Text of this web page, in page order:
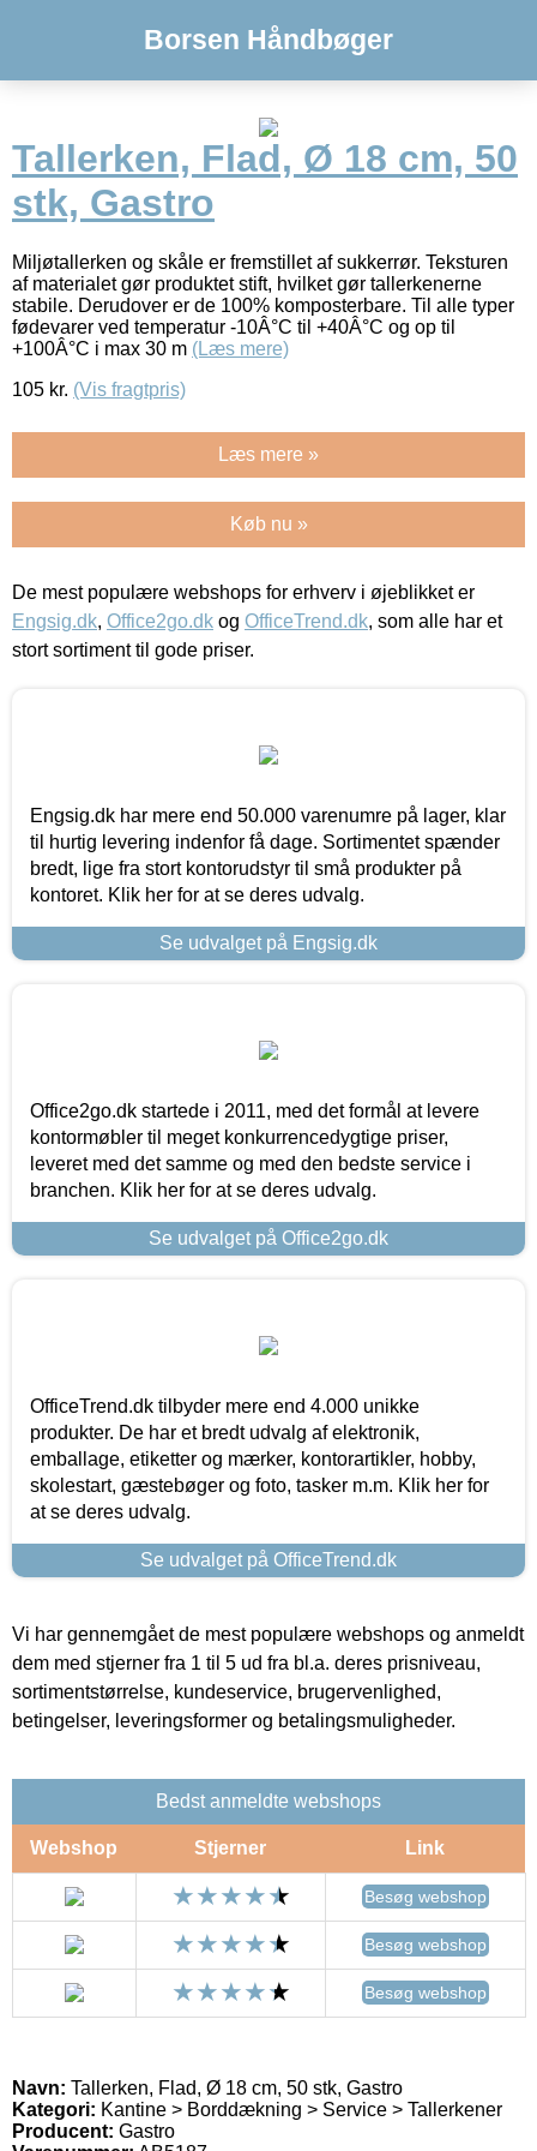
Borsen Håndbøger
Tallerken, Flad, Ø 18 cm, 50
stk, Gastro
Miljøtallerken og skåle er fremstillet af sukkerrør. Teksturen
af materialet gør produktet stift, hvilket gør tallerkenerne
stabile. Derudover er de 100% komposterbare. Til alle typer
fødevarer ved temperatur -10Â°C til +40Â°C og op til
+100Â°C i max 30 m (Læs mere)
105 kr. (Vis fragtpris)
Læs mere »
Køb nu »
De mest populære webshops for erhverv i øjeblikket er
Engsig.dk, Office2go.dk og OfficeTrend.dk, som alle har et
stort sortiment til gode priser.
Engsig.dk har mere end 50.000 varenumre på lager, klar
til hurtig levering indenfor få dage. Sortimentet spænder
bredt, lige fra stort kontorudstyr til små produkter på
kontoret. Klik her for at se deres udvalg.
Se udvalget på Engsig.dk
Office2go.dk startede i 2011, med det formål at levere
kontormøbler til meget konkurrencedygtige priser,
leveret med det samme og med den bedste service i
branchen. Klik her for at se deres udvalg.
Se udvalget på Office2go.dk
OfficeTrend.dk tilbyder mere end 4.000 unikke
produkter. De har et bredt udvalg af elektronik,
emballage, etiketter og mærker, kontorartikler, hobby,
skolestart, gæstebøger og foto, tasker m.m. Klik her for
at se deres udvalg.
Se udvalget på OfficeTrend.dk
Vi har gennemgået de mest populære webshops og anmeldt
dem med stjerner fra 1 til 5 ud fra bl.a. deres prisniveau,
sortimentstørrelse, kundeservice, brugervenlighed,
betingelser, leveringsformer og betalingsmuligheder.
Bedst anmeldte webshops
Webshop Stjerner Link
Besøg webshop
Besøg webshop
Besøg webshop
Navn: Tallerken, Flad, Ø 18 cm, 50 stk, Gastro
Kategori: Kantine > Borddækning > Service > Tallerkener
Producent: Gastro